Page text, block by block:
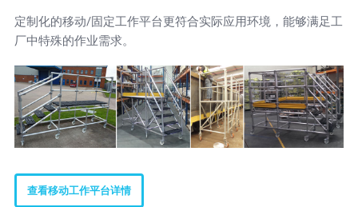
定制化的移动/固定工作平台更符合实际应用环境，能够满足工
厂中特殊的作业需求。
查看移动工作平台详情